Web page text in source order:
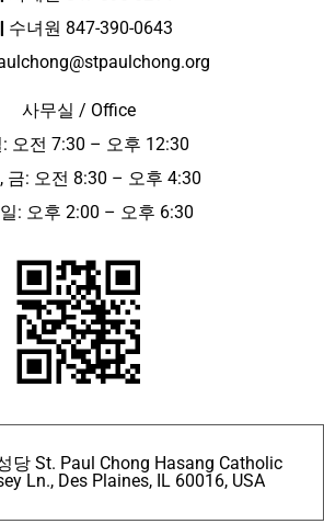
수녀원 847-390-0643
사무실 / Office
오전 7:30 – 오후 12:30
금: 오전 8:30 – 오후 4:30
: 오후 2:00 – 오후 6:30
당 St. Paul Chong Hasang Catholic
Ln., Des Plaines, IL 60016, USA